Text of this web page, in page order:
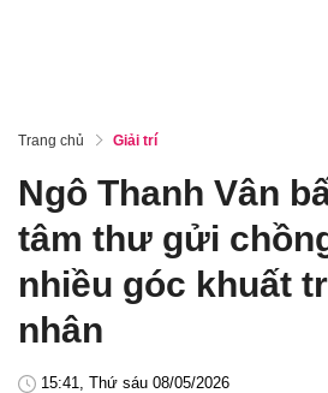
Trang chủ Giải trí
Ngô Thanh Vân
tâm thư gửi
nhiều góc khuất
nhân
15:41, Thứ sáu 08/05/2026